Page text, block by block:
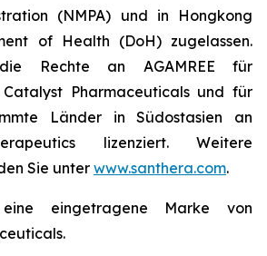
(NMPA) und in Hongkong
of Health (DoH) zugelassen.
Rechte an AGAMREE für
Pharmaceuticals und für
Länder in Südostasien an
lizenziert. Weitere
Sie unter www.santhera.com.
eine eingetragene Marke von